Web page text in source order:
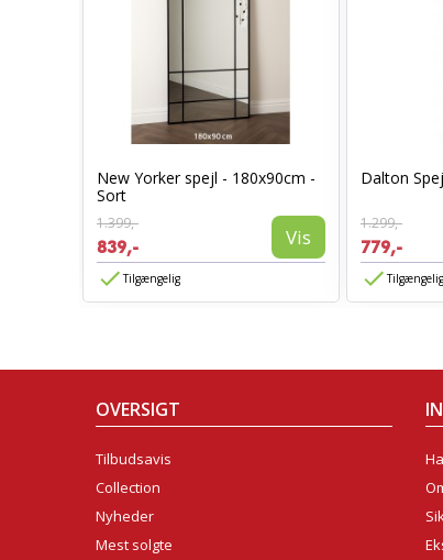
New Yorker spejl - 180x90cm -
Sort
1.399,-
839,- Vis
Tilgængelig
Dalton
1.299,-
779,-
Tilgængelig
OVERSIGT
Tilbudsavis
Collection
Nyheder
Mest solgte